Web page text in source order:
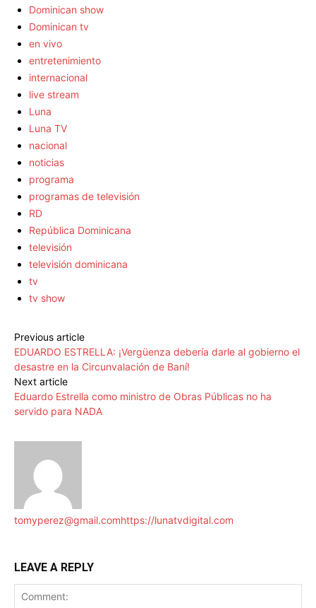
Dominican show
Dominican tv
en vivo
entretenimiento
internacional
live stream
Luna
Luna TV
nacional
noticias
programa
programas de televisión
RD
República Dominicana
televisión
televisión dominicana
tv
tv show
Previous article
EDUARDO ESTRELLA: ¡Vergüenza debería darle al gobierno el
desastre en la Circunvalación de Baní!
Next article
Eduardo Estrella como ministro de Obras Públicas no ha
servido para NADA
tomyperez@gmail.comhttps://lunatvdigital.com
LEAVE A REPLY